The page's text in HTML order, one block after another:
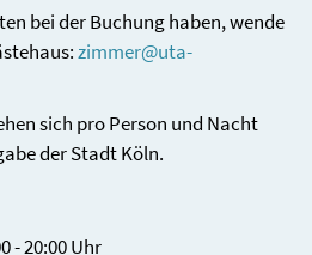
bei der Buchung haben, wende
zimmer@uta-
sich pro Person und Nacht
der Stadt Köln.
- 20:00 Uhr